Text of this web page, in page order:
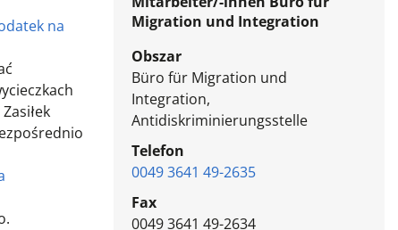
na
Migration und Integration
Obszar
Büro für Migration und
Integration,
Antidiskriminierungsstelle
Telefon
0049 3641 49-2635
Fax
0049 3641 49-2634